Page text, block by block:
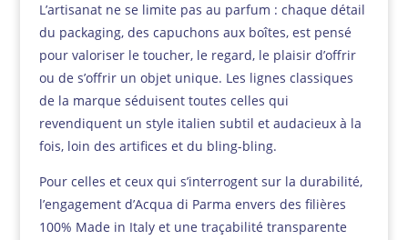
L’artisanat ne se limite pas au parfum : chaque détail
du packaging, des capuchons aux boîtes, est pensé
pour valoriser le toucher, le regard, le plaisir d’offrir
ou de s’offrir un objet unique. Les lignes classiques
de la marque séduisent toutes celles qui
revendiquent un style italien subtil et audacieux à la
fois, loin des artifices et du bling-bling.
Pour celles et ceux qui s’interrogent sur la durabilité,
l’engagement d’Acqua di Parma envers des filières
100% Made in Italy et une traçabilité transparente